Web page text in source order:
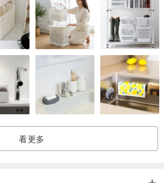
金/黃金/玫瑰金
隨時間自然氧化，色澤會慢慢變暗
空氣接觸，以減緩氧化，有助延長飾品壽
噴灑香水，以減緩飾品氧化
看更多